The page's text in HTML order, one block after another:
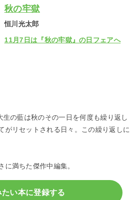
秋の牢獄
恒川光太郎
︎11月7日は『秋の牢獄』の日フェアへ
の藍は秋のその一日を何度も繰り返し
がリセットされる日々。この繰り返しに
に満ちた傑作中編集。
たい本に登録する